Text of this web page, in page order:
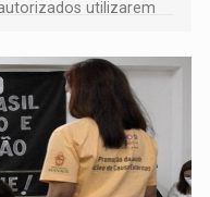
utilizarem